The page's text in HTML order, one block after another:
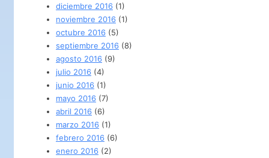
diciembre 2016 (1)
noviembre 2016 (1)
octubre 2016 (5)
septiembre 2016 (8)
agosto 2016 (9)
julio 2016 (4)
junio 2016 (1)
mayo 2016 (7)
abril 2016 (6)
marzo 2016 (1)
febrero 2016 (6)
enero 2016 (2)